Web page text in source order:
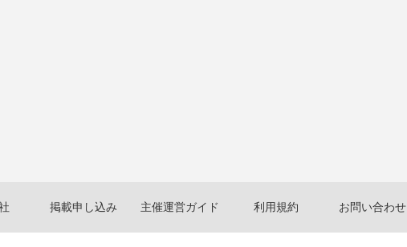
掲載申し込み 主催運営ガイド 利用規約 お問い合わせ